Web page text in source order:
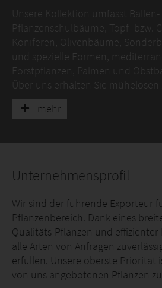
Unsere Kollektion umfasst
Pflanzenschulbäume, Topf- bzw.
Koniferen, Olivenbäume,
und spezielle Formen,
Forstpflanzen, Palmen und
Über uns erhalten Sie mühelosen
besten Baumschulen Spaniens.
mehr
Unternehmensprofil
Wir sind der führende Exporteur
Pflanzenbereich. Dank eines
Qualitäts-Pflanzen und
alle Arten von Anfragen
erfüllen. Unsere oberste Priorität
von uns angebotenen Pflanzen